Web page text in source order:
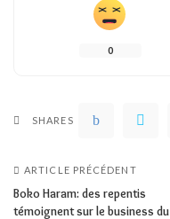
0
SHARES
ARTICLE PRÉCÉDENT
Boko Haram: des repentis
témoignent sur le business du